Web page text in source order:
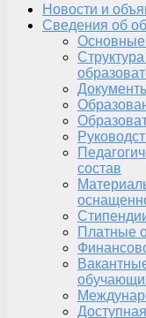
Новости и
Сведения об
Основные
состав
Платные